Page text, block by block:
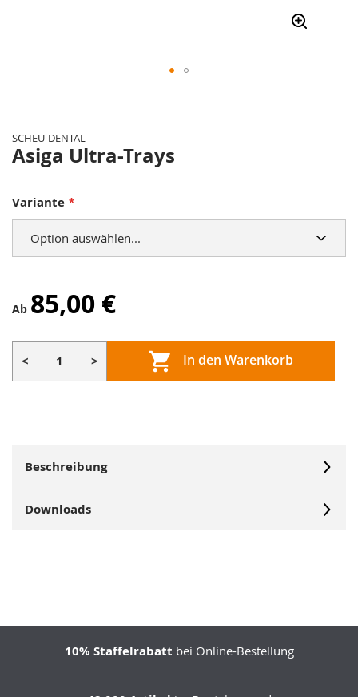
Bildergalerie
springen
SCHEU-DENTAL
Asiga Ultra-Trays
Variante
Ab 85,00 €
< > In den Warenkorb
Beschreibung
Downloads
10% Staffelrabatt bei Online-Bestellung